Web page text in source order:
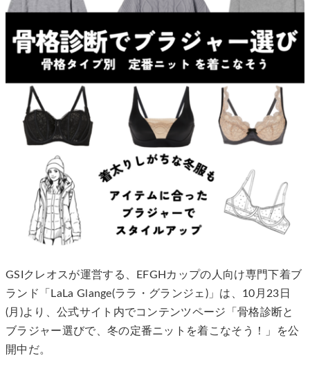
GSIクレオスが運営する、EFGHカップの人向け専門下着ブ
ランド「LaLa Glange(ララ・グランジェ)」は、10月23日
(月)より、公式サイト内でコンテンツページ「骨格診断と
ブラジャー選びで、冬の定番ニットを着こなそう！」を公
開中だ。